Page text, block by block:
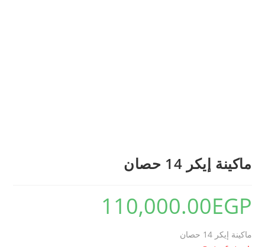
ماكينة إيكر 14 حصان
110,000.00EGP
ماكينة إيكر 14 حصان